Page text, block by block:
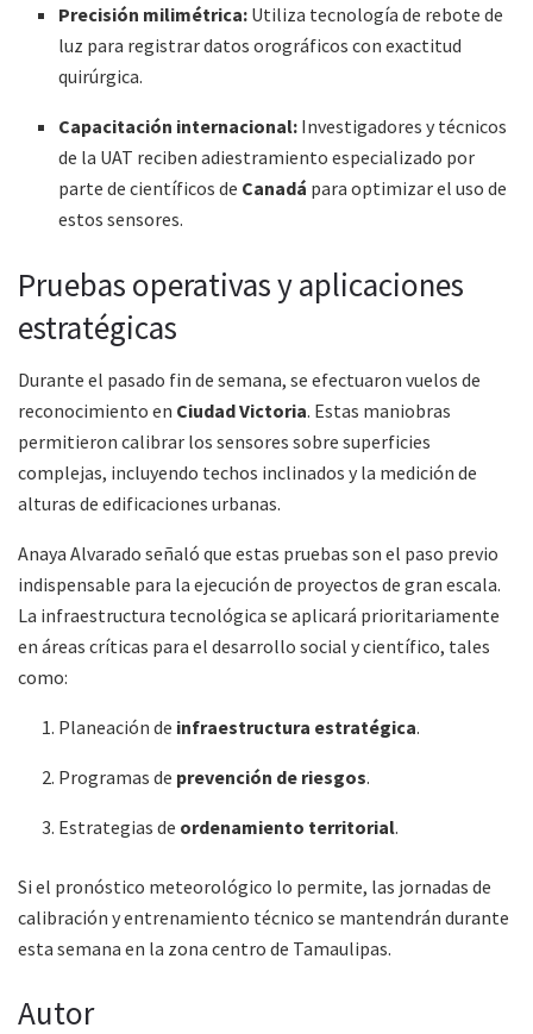
Precisión milimétrica: Utiliza tecnología de rebote de
luz para registrar datos orográficos con exactitud
quirúrgica.
Capacitación internacional: Investigadores y técnicos
de la UAT reciben adiestramiento especializado por
parte de científicos de Canadá para optimizar el uso de
estos sensores.
Pruebas operativas y aplicaciones
estratégicas
Durante el pasado fin de semana, se efectuaron vuelos de
reconocimiento en Ciudad Victoria. Estas maniobras
permitieron calibrar los sensores sobre superficies
complejas, incluyendo techos inclinados y la medición de
alturas de edificaciones urbanas.
Anaya Alvarado señaló que estas pruebas son el paso previo
indispensable para la ejecución de proyectos de gran escala.
La infraestructura tecnológica se aplicará prioritariamente
en áreas críticas para el desarrollo social y científico, tales
como:
Planeación de infraestructura estratégica.
Programas de prevención de riesgos.
Estrategias de ordenamiento territorial.
Si el pronóstico meteorológico lo permite, las jornadas de
calibración y entrenamiento técnico se mantendrán durante
esta semana en la zona centro de Tamaulipas.
Autor